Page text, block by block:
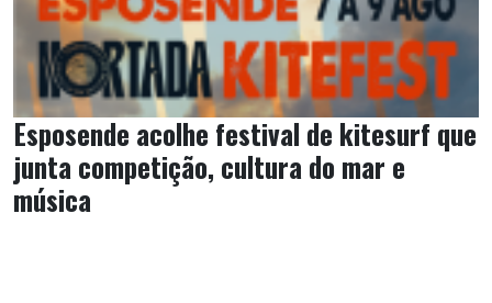
Esposende acolhe festival de kitesurf que
junta competição, cultura do mar e
música